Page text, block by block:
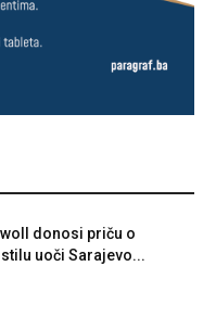
donosi priču o
uoči Sarajevo...